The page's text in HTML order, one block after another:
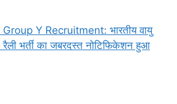
Y Recruitment: भारतीय वायु
भर्ती का जबरदस्त नोटिफिकेशन हुआ